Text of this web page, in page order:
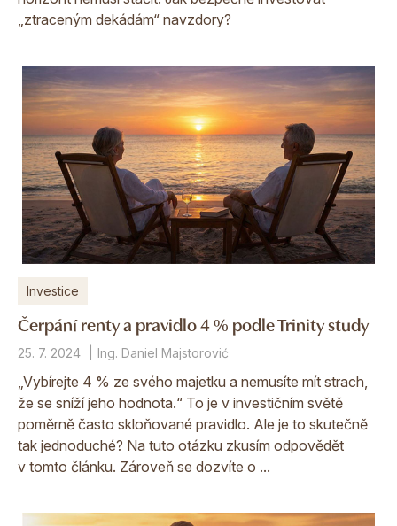
„ztraceným dekádám“ navzdory?
Investice
Čerpání renty a pravidlo 4 % podle Trinity study
25. 7. 2024 Ing. Daniel Majstorović
„Vybírejte 4 % ze svého majetku a nemusíte mít strach,
že se sníží jeho hodnota.“ To je v investičním světě
poměrně často skloňované pravidlo. Ale je to skutečně
tak jednoduché? Na tuto otázku zkusím odpovědět
v tomto článku. Zároveň se dozvíte o ...